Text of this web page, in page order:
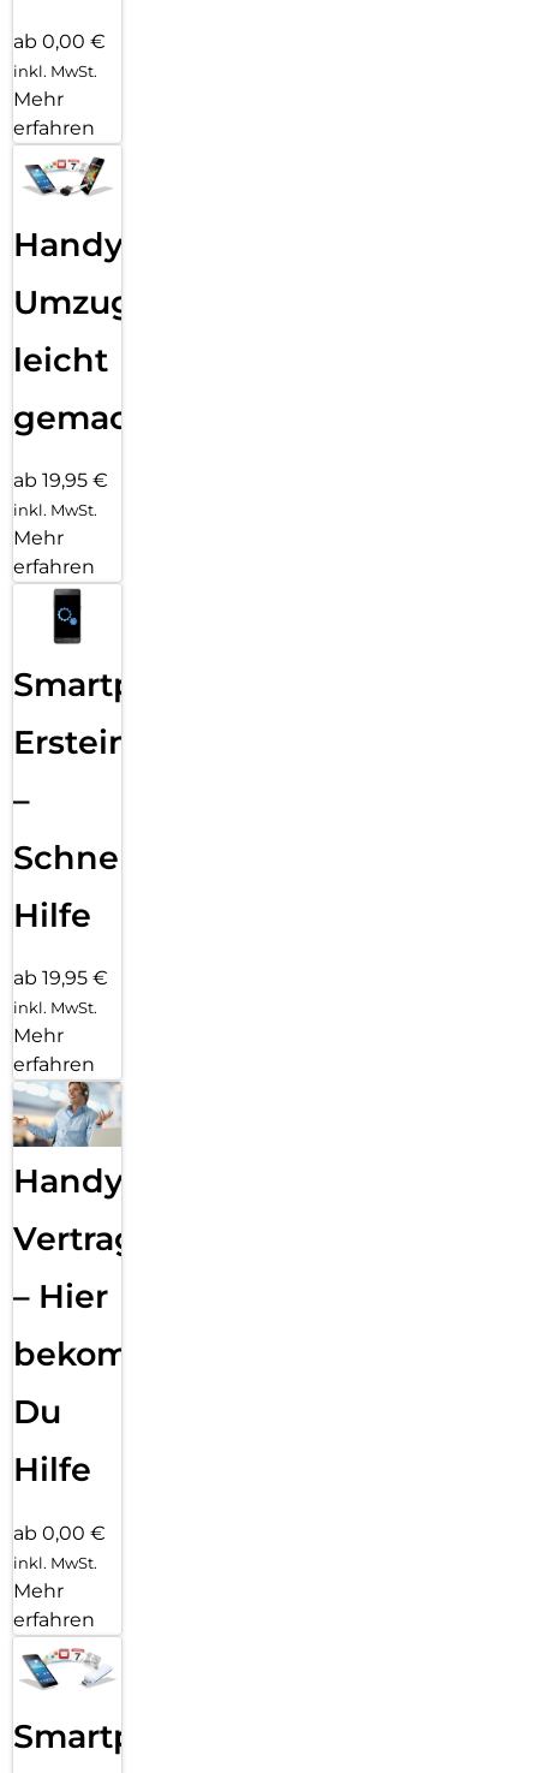
ab 0,00 €
inkl. MwSt.
Mehr
erfahren
Handy
Umzug
leicht
gemacht!
ab 19,95 €
inkl. MwSt.
Mehr
erfahren
Smartphone
Ersteinrichtung
–
Schnelle
Hilfe
ab 19,95 €
inkl. MwSt.
Mehr
erfahren
Handy
Vertragsabwicklung
– Hier
bekommst
Du
Hilfe
ab 0,00 €
inkl. MwSt.
Mehr
erfahren
Smartphone